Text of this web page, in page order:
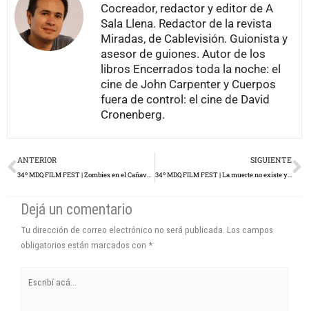
Cocreador, redactor y editor de A
Sala Llena. Redactor de la revista
Miradas, de Cablevisión. Guionista y
asesor de guiones. Autor de los
libros Encerrados toda la noche: el
cine de John Carpenter y Cuerpos
fuera de control: el cine de David
Cronenberg.
Prev
ANTERIOR
34º MDQ FILM FEST | Zombies en el Cañaveral. El documental
SIGUIENTE
34º MDQ FILM FEST | La muerte no existe y el amor tampoco
Dejá un comentario
Tu dirección de correo electrónico no será publicada. Los campos
obligatorios están marcados con *
acá...